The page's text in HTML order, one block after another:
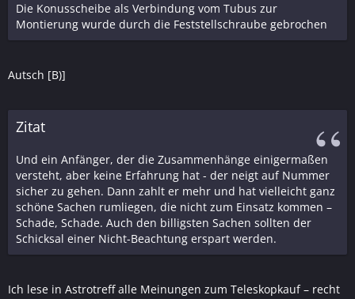
Die Konusscheibe als Verbindung vom Tubus zur
Montierung wurde durch die Feststellschraube gebrochen
Autsch [B)]
Zitat
Und ein Anfänger, der die Zusammenhänge einigermaßen
versteht, aber keine Erfahrung hat - der neigt auf Nummer
sicher zu gehen. Dann zahlt er mehr und hat vielleicht ganz
schöne Sachen rumliegen, die nicht zum Einsatz kommen –
Schade, Schade. Auch den billigsten Sachen sollten der
Schicksal einer Nicht-Beachtung erspart werden.
Ich lese in Astrotreff alle Meinungen zum Teleskopkauf – recht